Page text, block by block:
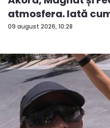
09 august 2026, 10:28
atmosfera. Iată